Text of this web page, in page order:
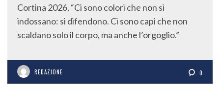
Cortina 2026. “Ci sono colori che non si
indossano: si difendono. Ci sono capi che non
scaldano solo il corpo, ma anche l’orgoglio.”
REDAZIONE 0